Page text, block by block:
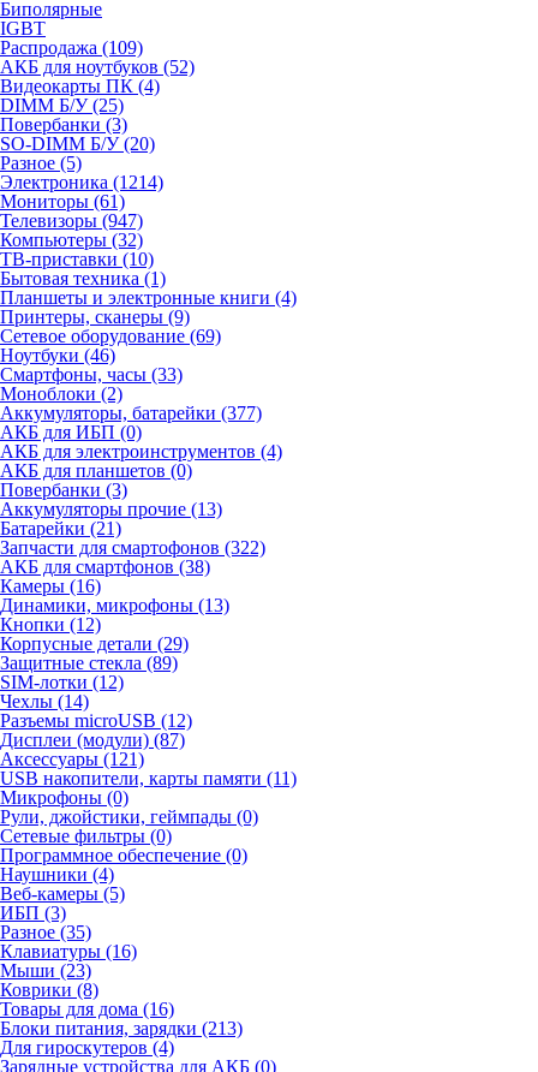
Биполярные
IGBT
Распродажа (109)
АКБ для ноутбуков (52)
Видеокарты ПК (4)
DIMM Б/У (25)
Повербанки (3)
SO-DIMM Б/У (20)
Разное (5)
Электроника (1214)
Мониторы (61)
Телевизоры (947)
Компьютеры (32)
ТВ-приставки (10)
Бытовая техника (1)
Планшеты и электронные книги (4)
Принтеры, сканеры (9)
Сетевое оборудование (69)
Ноутбуки (46)
Смартфоны, часы (33)
Моноблоки (2)
Аккумуляторы, батарейки (377)
АКБ для ИБП (0)
АКБ для электроинструментов (4)
АКБ для планшетов (0)
Повербанки (3)
Аккумуляторы прочие (13)
Батарейки (21)
Запчасти для смартофонов (322)
АКБ для смартфонов (38)
Камеры (16)
Динамики, микрофоны (13)
Кнопки (12)
Корпусные детали (29)
Защитные стекла (89)
SIM-лотки (12)
Чехлы (14)
Разъемы microUSB (12)
Дисплеи (модули) (87)
Аксессуары (121)
USB накопители, карты памяти (11)
Микрофоны (0)
Рули, джойстики, геймпады (0)
Сетевые фильтры (0)
Программное обеспечение (0)
Наушники (4)
Веб-камеры (5)
ИБП (3)
Разное (35)
Клавиатуры (16)
Мыши (23)
Коврики (8)
Товары для дома (16)
Блоки питания, зарядки (213)
Для гироскутеров (4)
Зарядные устройства для АКБ (0)